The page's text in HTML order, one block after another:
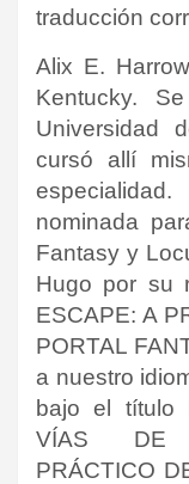
traducción
Alix E.
Kentucky.
Universidad
cursó allí
nominada
Fantasy y
Hugo por su
ESCAPE: A
PORTAL
a nuestro
bajo el título
VÍAS DE
PRÁCTICO